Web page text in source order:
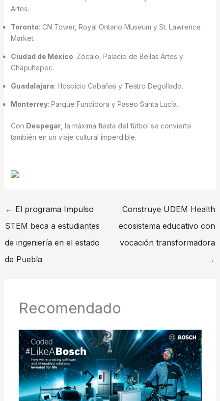
Artes.
Toronto: CN Tower, Royal Ontario Museum y St. Lawrence
Market.
Ciudad de México: Zócalo, Palacio de Bellas Artes y
Chapultepec.
Guadalajara: Hospicio Cabañas y Teatro Degollado.
Monterrey: Parque Fundidora y Paseo Santa Lucía.
Con Despegar, la máxima fiesta del fútbol se convierte
también en un viaje cultural imperdible.
← El programa Impulso
STEM beca a estudiantes
de ingeniería en el estado
de Puebla
Construye UDEM Health
ecosistema educativo con
vocación transformadora
→
Recomendado